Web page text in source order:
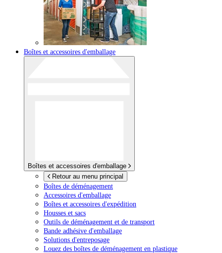
Boîtes et accessoires d'emballage
Boîtes et accessoires d'emballage
Retour au menu principal
Boîtes de déménagement
Accessoires d'emballage
Boîtes et accessoires d'expédition
Housses et sacs
Outils de déménagement et de transport
Bande adhésive d'emballage
Solutions d'entreposage
Louez des boîtes de déménagement en plastique